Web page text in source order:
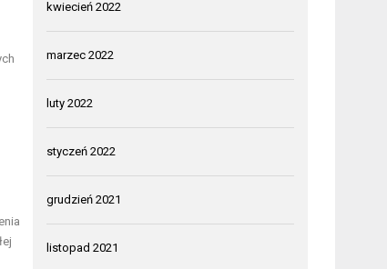
kwiecień 2022
marzec 2022
luty 2022
styczeń 2022
grudzień 2021
listopad 2021